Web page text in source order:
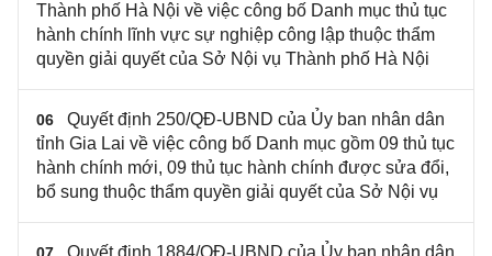
Thành phố Hà Nội về việc công bố Danh mục thủ tục
hành chính lĩnh vực sự nghiệp công lập thuộc thẩm
quyền giải quyết của Sở Nội vụ Thành phố Hà Nội
06
Quyết định 250/QĐ-UBND của Ủy ban nhân dân
tỉnh Gia Lai ​về việc công bố Danh mục gồm 09 thủ tục
hành chính mới, 09 thủ tục hành chính được sửa đổi,
bổ sung thuộc thẩm quyền giải quyết của Sở Nội vụ​
Quyết định 1884/QĐ-UBND của Ủy ban nhân dân